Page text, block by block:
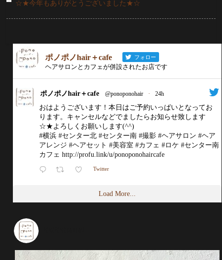
☆★今年もありがとうございました★☆
ポノポノhair＋cafe フォロー
ヘアサロンとカフェが併設されたお店です
ポノポノhair＋cafe @ponoponohair · 24h
おはようございます！本日はご予約いっぱいとなってお
ります。キャンセルなどでましたらお知らせ致します
☆★よろしくお願いします(^^)
#横浜 #センター北 #センター南 #撮影 #ヘアサロン #ヘア
アレンジ #ヘアセット #美容室 #カフェ #ロケ #センター南
カフェ http://profu.link/u/ponoponohaircafe
Twitter
Load More...